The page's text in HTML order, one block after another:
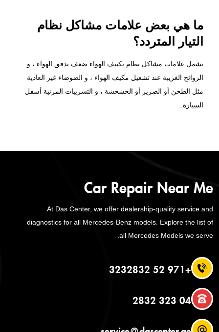
ما هي بعض علامات مشاكل نظام
التيار المتردد؟
تشمل علامات مشاكل نظام تكييف الهواء ضعف تدفق الهواء ، و
الروائح الغريبة عند تشغيل مكيف الهواء ، و الضوضاء غير العادية
مثل الطحن أو الصرير أو الخشخشة ، و التسريبات المرئية أسفل
السيارة.
Car Repair Near Me
At Das Center, we offer dealership-quality service and
diagnostics for all Mercedes-Benz models. Explore the list of
all Mercedes Models we serve.
+971 52 3232832
04 323 2832
service@dascenter.ae